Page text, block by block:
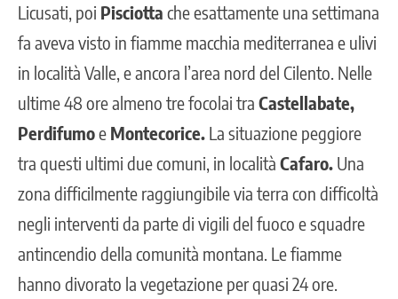
Licusati, poi Pisciotta che esattamente una settimana
fa aveva visto in fiamme macchia mediterranea e ulivi
in località Valle, e ancora l’area nord del Cilento. Nelle
ultime 48 ore almeno tre focolai tra Castellabate,
Perdifumoe Montecorice. La situazione peggiore
tra questi ultimi due comuni, in località Cafaro. Una
zona difficilmente raggiungibile via terra con difficoltà
negli interventi da parte di vigili del fuoco e squadre
antincendio della comunità montana. Le fiamme
hanno divorato la vegetazione per quasi 24 ore.